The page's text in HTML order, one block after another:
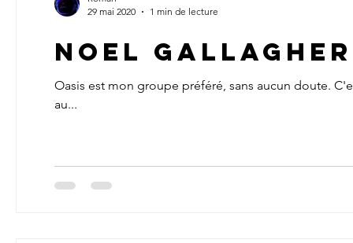
Noel Gallagher
Oasis est mon groupe préféré, sans aucun doute.
au...
29 mai 2020
1 min de lecture